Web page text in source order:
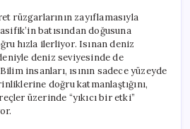
rüzgarlarının zayıflamasıyla
batısından doğusuna
hızla ilerliyor. Isınan deniz
deniz seviyesinde de
insanları, ısının sadece yüzeyde
doğru katmanlaştığını,
üzerinde “yıkıcı bir etki”